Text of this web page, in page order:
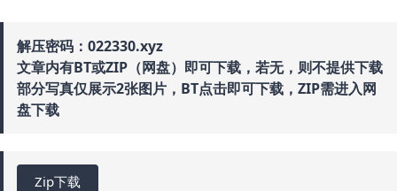
解压密码：022330.xyz
文章内有BT或ZIP（网盘）即可下载，若无，则不提供下载
部分写真仅展示2张图片，BT点击即可下载，ZIP需进入网
盘下载
Zip下载